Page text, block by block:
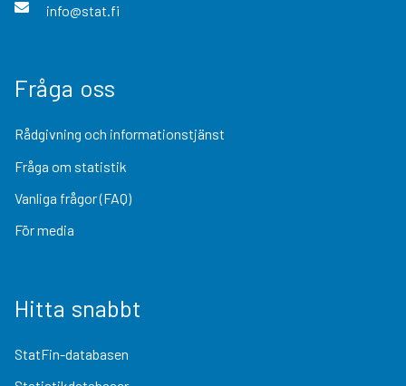
info@stat.fi
Fråga oss
Rådgivning och informationstjänst
Fråga om statistik
Vanliga frågor (FAQ)
För media
Hitta snabbt
StatFin-databasen